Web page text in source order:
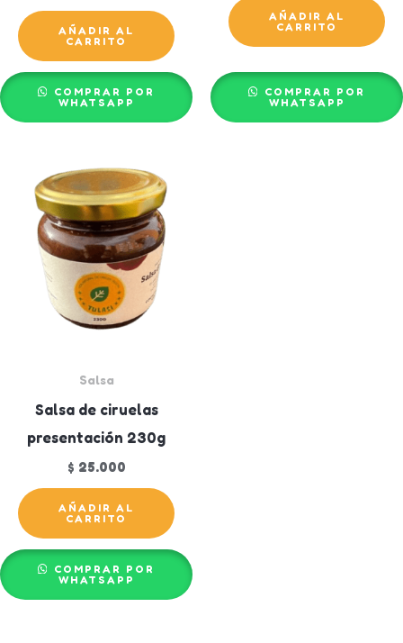
AÑADIR AL
CARRITO
COMPRAR POR
WHATSAPP
AÑADIR AL
CARRITO
COMPRAR POR
WHATSAPP
Salsa
Salsa de ciruelas
presentación 230g
$ 25.000
AÑADIR AL
CARRITO
COMPRAR POR
WHATSAPP